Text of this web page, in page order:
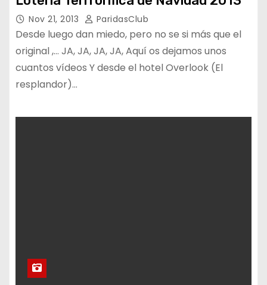
Nov 21, 2013 ParidasClub
Desde luego dan miedo, pero no se si más que el
original ,… JA, JA, JA, JA, Aquí os dejamos unos
cuantos vídeos Y desde el hotel Overlook (El
resplandor)…